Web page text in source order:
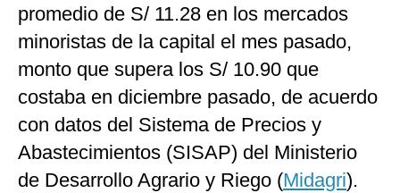
promedio de S/ 11.28 en los mercados
minoristas de la capital el mes pasado,
monto que supera los S/ 10.90 que
costaba en diciembre pasado, de acuerdo
con datos del Sistema de Precios y
Abastecimientos (SISAP) del Ministerio
de Desarrollo Agrario y Riego (Midagri).